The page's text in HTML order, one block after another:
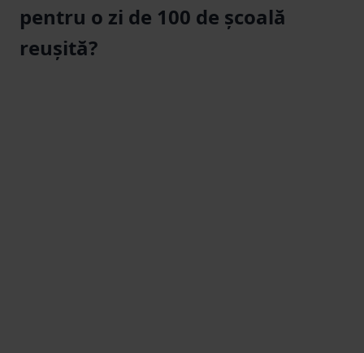
pentru o zi de 100 de școală
reușită?